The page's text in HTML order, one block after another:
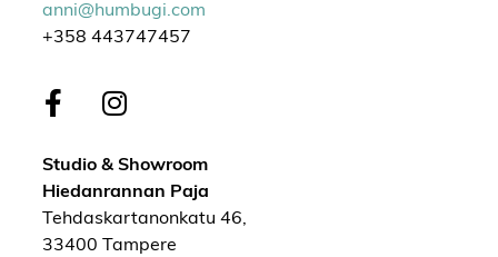
anni@humbugi.com
+358 443747457
Studio & Showroom
Hiedanrannan Paja
Tehdaskartanonkatu 46,
33400 Tampere